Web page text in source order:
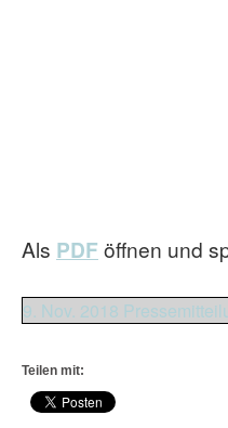
Als PDF öffnen und
9. Nov. 2018
Teilen mit: